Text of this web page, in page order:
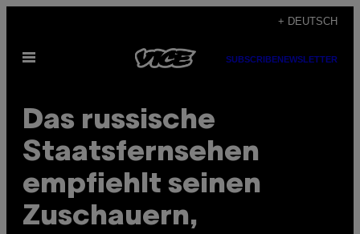
content
+ DEUTSCH
Open
SUBSCRIBENEWSLETTER
Das russische
Staatsfernsehen
empfiehlt seinen
Zuschauern,